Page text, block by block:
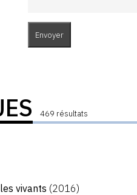
469 résultats
vivants (2016)